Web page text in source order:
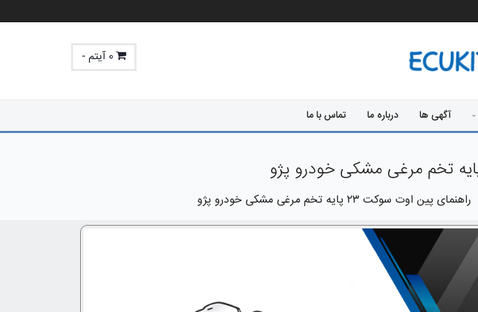
0 آیتم -
آگهی ها درباره ما تماس با ما
راهنمای پین اوت سوکت ۲۳ پایه تخم مرغی مشکی خودرو پژو